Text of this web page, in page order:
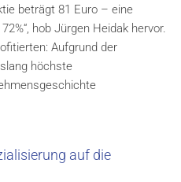
beträgt 81 Euro – eine
hob Jürgen Heidak hervor.
Aufgrund der
höchste
auf die